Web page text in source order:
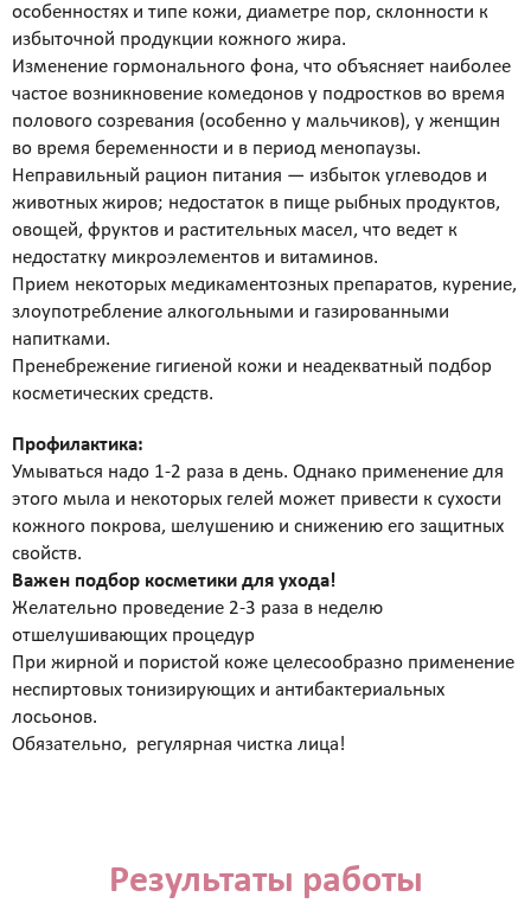
Контурная пластика - объёмное моделирование
лица препаратами на основе стабилизированной
гиалуроновой кислоты
Диспорт - устранение мимических морщин
ботулотоксином типа А Dysport (Франция)
Миотокс - устранение мимических морщин
ботулотоксином типа А Миотокс
Гипергидроз - устранение повышенного
потоотделения препаратами Миотокс; Диспорт
плазмолифтинг - подкожное введение плазмы
обогащённой тромбоцитами
ВЕКТОРНЫЙ ЛИФТИНГ препаратом RADIESSE (
восполнение утраченных объёмов,векторный
лифтинг, коллагенностимуляция, моделирование
лица препаратом на основе гидроксиапатита
КОЛЛОГЕНОТЕРАПИЯ (стимулирует собственный
SMAS лифтинг оригинальным
аппаратом ULTHERA System
СМАС лифтинг в косметологии Esthetic Clinic на
оригинальном аппарате ULTHERA
ЛАЗЕРНАЯ КОСМЕТОЛОГИЯ
Лазерная эпиляция александритовым лазером
CANDELA GentleLase Pro U (США), прайс для
женщин.
Лазерная эпиляция александритовым лазером
рассасывающимися нитями Аптос
особенностях и типе кожи, диаметре пор, склонности к
избыточной продукции кожного жира.
Изменение гормонального фона, что объясняет наиболее
частое возникновение комедонов у подростков во время
полового созревания (особенно у мальчиков), у женщин
во время беременности и в период менопаузы.
Неправильный рацион питания — избыток углеводов и
животных жиров; недостаток в пище рыбных продуктов,
овощей, фруктов и растительных масел, что ведет к
недостатку микроэлементов и витаминов.
Прием некоторых медикаментозных препаратов, курение,
злоупотребление алкогольными и газированными
напитками.
Пренебрежение гигиеной кожи и неадекватный подбор
косметических средств.
Профилактика:
Умываться надо 1-2 раза в день. Однако применение для
этого мыла и некоторых гелей может привести к сухости
кожного покрова, шелушению и снижению его защитных
свойств.
Важен подбор косметики для ухода!
Желательно проведение 2-3 раза в неделю
отшелушивающих процедур
При жирной и пористой коже целесообразно применение
неспиртовых тонизирующих и антибактериальных
лосьонов.
Обязательно, регулярная чистка лица!
Результаты работы